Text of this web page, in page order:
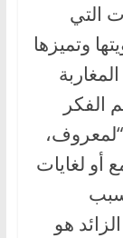
التي
وتميزها
الفكر
أو لغايات
هو